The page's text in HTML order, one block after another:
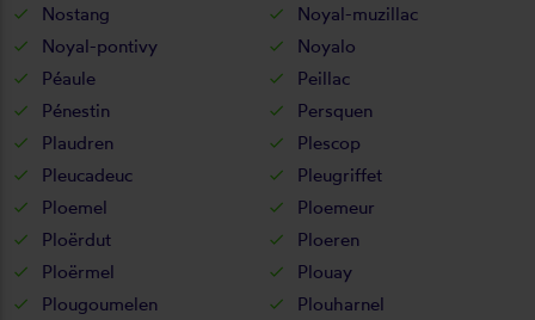
Nostang
Noyal-muzillac
Noyal-pontivy
Noyalo
Péaule
Peillac
Pénestin
Persquen
Plaudren
Plescop
Pleucadeuc
Pleugriffet
Ploemel
Ploemeur
Ploërdut
Ploeren
Ploërmel
Plouay
Plougoumelen
Plouharnel